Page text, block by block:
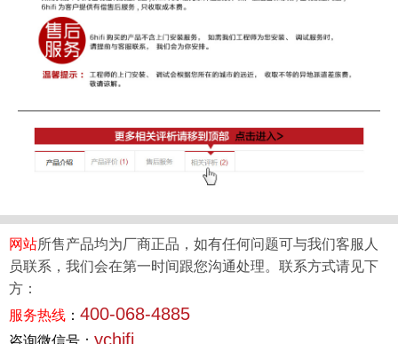
网站所售产品均为厂商正品，如有任何问题可与我们客服人
员联系，我们会在第一时间跟您沟通处理。联系方式请见下
方：
服务热线 ： 400-068-4885
ychifi